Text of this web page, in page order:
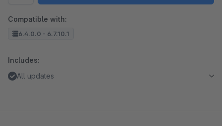
Compatible with:
6.4.0.0 - 6.7.10.1
Includes:
All updates